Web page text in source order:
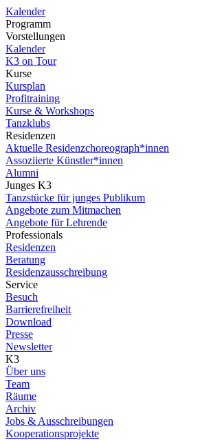
Kalender
Programm
Vorstellungen
Kalender
K3 on Tour
Kurse
Kursplan
Profitraining
Kurse & Workshops
Tanzklubs
Residenzen
Aktuelle Residenzchoreograph*innen
Assoziierte Künstler*innen
Alumni
Junges K3
Tanzstücke für junges Publikum
Angebote zum Mitmachen
Angebote für Lehrende
Professionals
Residenzen
Beratung
Residenzausschreibung
Service
Besuch
Barrierefreiheit
Download
Presse
Newsletter
K3
Über uns
Team
Räume
Archiv
Jobs & Ausschreibungen
Kooperationsprojekte